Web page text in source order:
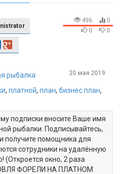
496
0
0
0
рыбалка
, платной, план, бизнес план,
подписки вносите Ваше имя
рыбалки. Подписывайтесь,
получите помощника для
сотрудники на удалённую
(Откроется окно, 2 раза
ФОРЕЛИ НА ПЛАТНОМ
20 мая 2019